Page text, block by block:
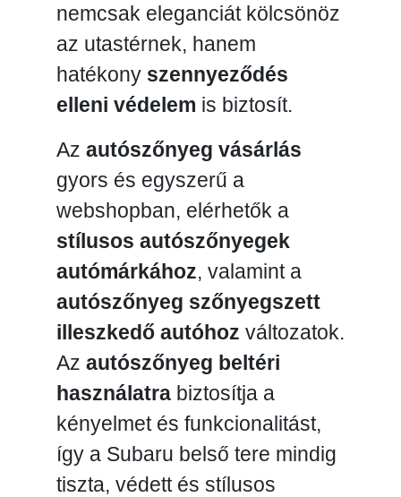
nemcsak eleganciát kölcsönöz
az utastérnek, hanem
hatékony szennyeződés
elleni védelem is biztosít.
Az autószőnyeg vásárlás
gyors és egyszerű a
webshopban, elérhetők a
stílusos autószőnyegek
autómárkához, valamint a
autószőnyeg szőnyegszett
illeszkedő autóhoz változatok.
Az autószőnyeg beltéri
használatrabiztosítja a
kényelmet és funkcionalitást,
így a Subaru belső tere mindig
tiszta, védett és stílusos